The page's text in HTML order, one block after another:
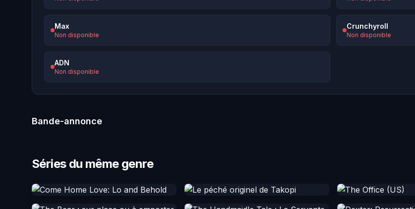
Max
Non disponible
Crunchyroll
Non disponible
ADN
Non disponible
Bande-annonce
Séries du même genre